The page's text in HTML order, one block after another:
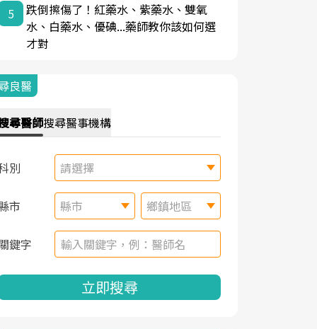
5
跌倒擦傷了！紅藥水、紫藥水、雙氧
水、白藥水、優碘...藥師教你該如何選
才對
良醫
尋醫師搜尋醫事機構
別 請選擇
市 縣市 鄉鎮地區
鍵字
立即搜尋